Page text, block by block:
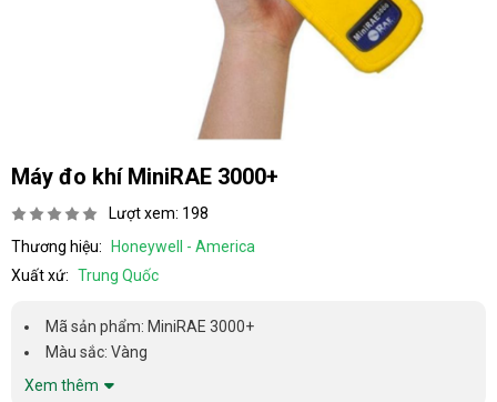
Máy đo khí MiniRAE 3000+
Lượt xem: 198
Thương hiệu:
Honeywell - America
Xuất xứ: Trung Quốc
Mã sản phẩm: MiniRAE 3000+
Màu sắc: Vàng
Xem thêm